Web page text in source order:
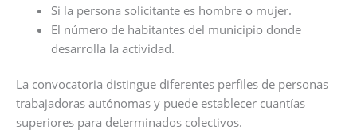
Si la persona solicitante es hombre o mujer.
El número de habitantes del municipio donde
desarrolla la actividad.
La convocatoria distingue diferentes perfiles de personas
trabajadoras autónomas y puede establecer cuantías
superiores para determinados colectivos.